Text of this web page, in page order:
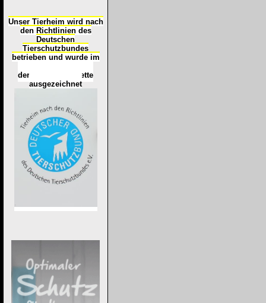
Unser Tierheim wird nach
den Richtlinien des
Deutschen
Tierschutzbundes
betrieben und wurde im
der
Tierheimplakette
ausgezeichnet